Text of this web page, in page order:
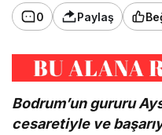
0 Paylaş
Bodrum’un gururu
cesaretiyle ve